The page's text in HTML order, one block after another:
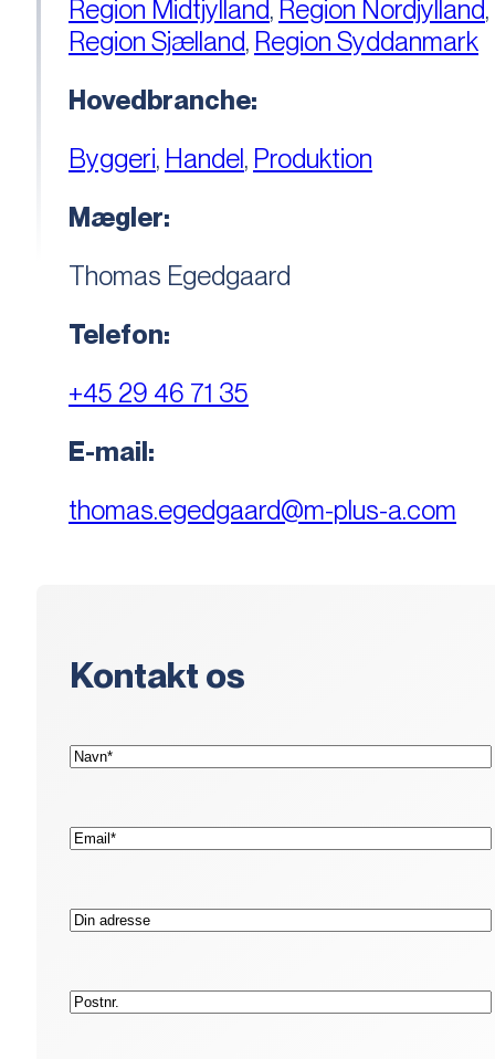
Region Midtjylland, Region Nordjylland,
Region Sjælland, Region Syddanmark
Hovedbranche:
Byggeri, Handel, Produktion
Mægler:
Thomas Egedgaard
Telefon:
+45 29 46 71 35
E-mail:
thomas.egedgaard@m-plus-a.com
Kontakt os
Navn*
E-
mail*
Adresse
Postnr.